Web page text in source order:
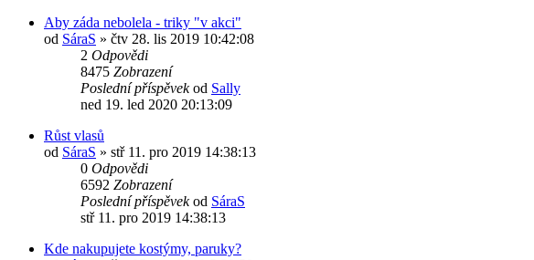
Aby záda nebolela - triky "v akci"
od SáraS » čtv 28. lis 2019 10:42:08
2 Odpovědi
8475 Zobrazení
Poslední příspěvekod Sally
ned 19. led 2020 20:13:09
Růst vlasů
od SáraS » stř 11. pro 2019 14:38:13
0 Odpovědi
6592 Zobrazení
Poslední příspěvekod SáraS
stř 11. pro 2019 14:38:13
Kde nakupujete kostýmy, paruky?